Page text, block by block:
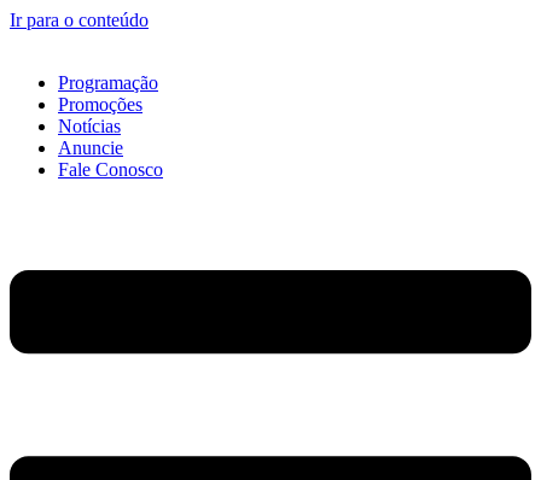
Ir para o conteúdo
Programação
Promoções
Notícias
Anuncie
Fale Conosco